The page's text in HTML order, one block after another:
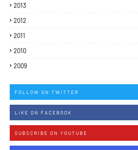
2013
2012
2011
2010
2009
FOLLOW ON TWITTER
LIKE ON FACEBOOK
SUBSCRIBE ON YOUTUBE